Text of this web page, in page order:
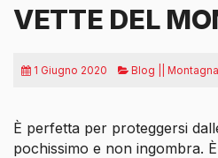
VETTE DEL
1 Giugno 2020 Blog || Montagna
È perfetta per proteggersi
pochissimo e non ingombra.